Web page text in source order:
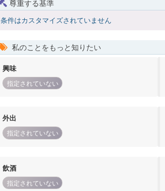
尊重する基準
条件はカスタマイズされていません
私のことをもっと知りたい
興味
指定されていない
外出
指定されていない
飲酒
指定されていない